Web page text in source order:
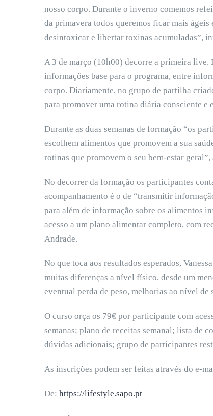
nosso corpo. Durante o inverno comemos
da primavera todos queremos ficar mais
desintoxicar e libertar toxinas acumuladas”,
A 3 de março (10h00) decorre a primeira live.
informações base para o programa, entre
corpo. Diariamente, no grupo de partilha
para promover uma rotina diária consciente e
Durante as duas semanas de formação “os
escolhem alimentos que promovem a sua
rotinas que promovem o seu bem-estar
No decorrer da formação os participantes
acompanhamento é o de “transmitir
para além de informação sobre os alimentos
acesso a um plano alimentar completo, com
Andrade.
No que toca aos resultados esperados,
muitas diferenças a nível físico, desde um
eventual perda de peso, melhorias ao nível de
O curso orça os 79€ por participante com
semanas; plano de receitas semanal; lista de
dúvidas adicionais; grupo de participantes
As inscrições podem ser feitas através do e-
De: https://lifestyle.sapo.pt